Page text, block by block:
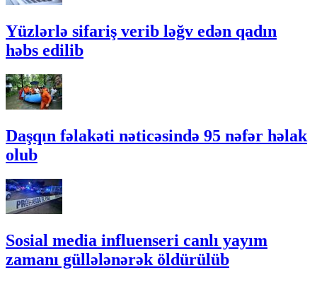
Yüzlərlə sifariş verib ləğv edən qadın
həbs edilib
Daşqın fəlakəti nəticəsində 95 nəfər həlak
olub
Sosial media influenseri canlı yayım
zamanı güllələnərək öldürülüb